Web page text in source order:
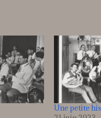
Une petite